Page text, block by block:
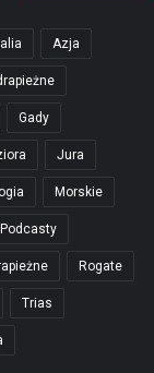
Azja
Gady
Jura
Morskie
Podcasty
Rogate
Trias